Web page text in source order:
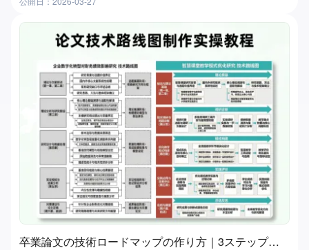
卒業論文の技術ロードマップの作り方｜3ステップ実践ガイド（おすすめツール付き）